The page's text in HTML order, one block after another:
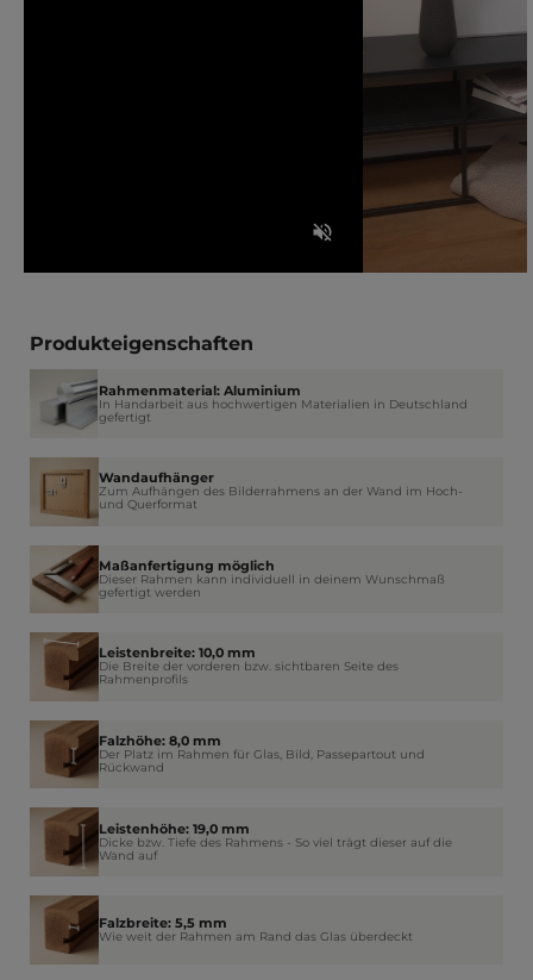
Produkteigenschaften
Rahmenmaterial: Aluminium
In Handarbeit aus hochwertigen Materialien in Deutschland
gefertigt
Wandaufhänger
Zum Aufhängen des Bilderrahmens an der Wand im Hoch-
und Querformat
Maßanfertigung möglich
Dieser Rahmen kann individuell in deinem Wunschmaß
gefertigt werden
Leistenbreite: 10,0 mm
Die Breite der vorderen bzw. sichtbaren Seite des
Rahmenprofils
Falzhöhe: 8,0 mm
Der Platz im Rahmen für Glas, Bild, Passepartout und
Rückwand
Leistenhöhe: 19,0 mm
Dicke bzw. Tiefe des Rahmens - So viel trägt dieser auf die
Wand auf
Falzbreite: 5,5 mm
Wie weit der Rahmen am Rand das Glas überdeckt